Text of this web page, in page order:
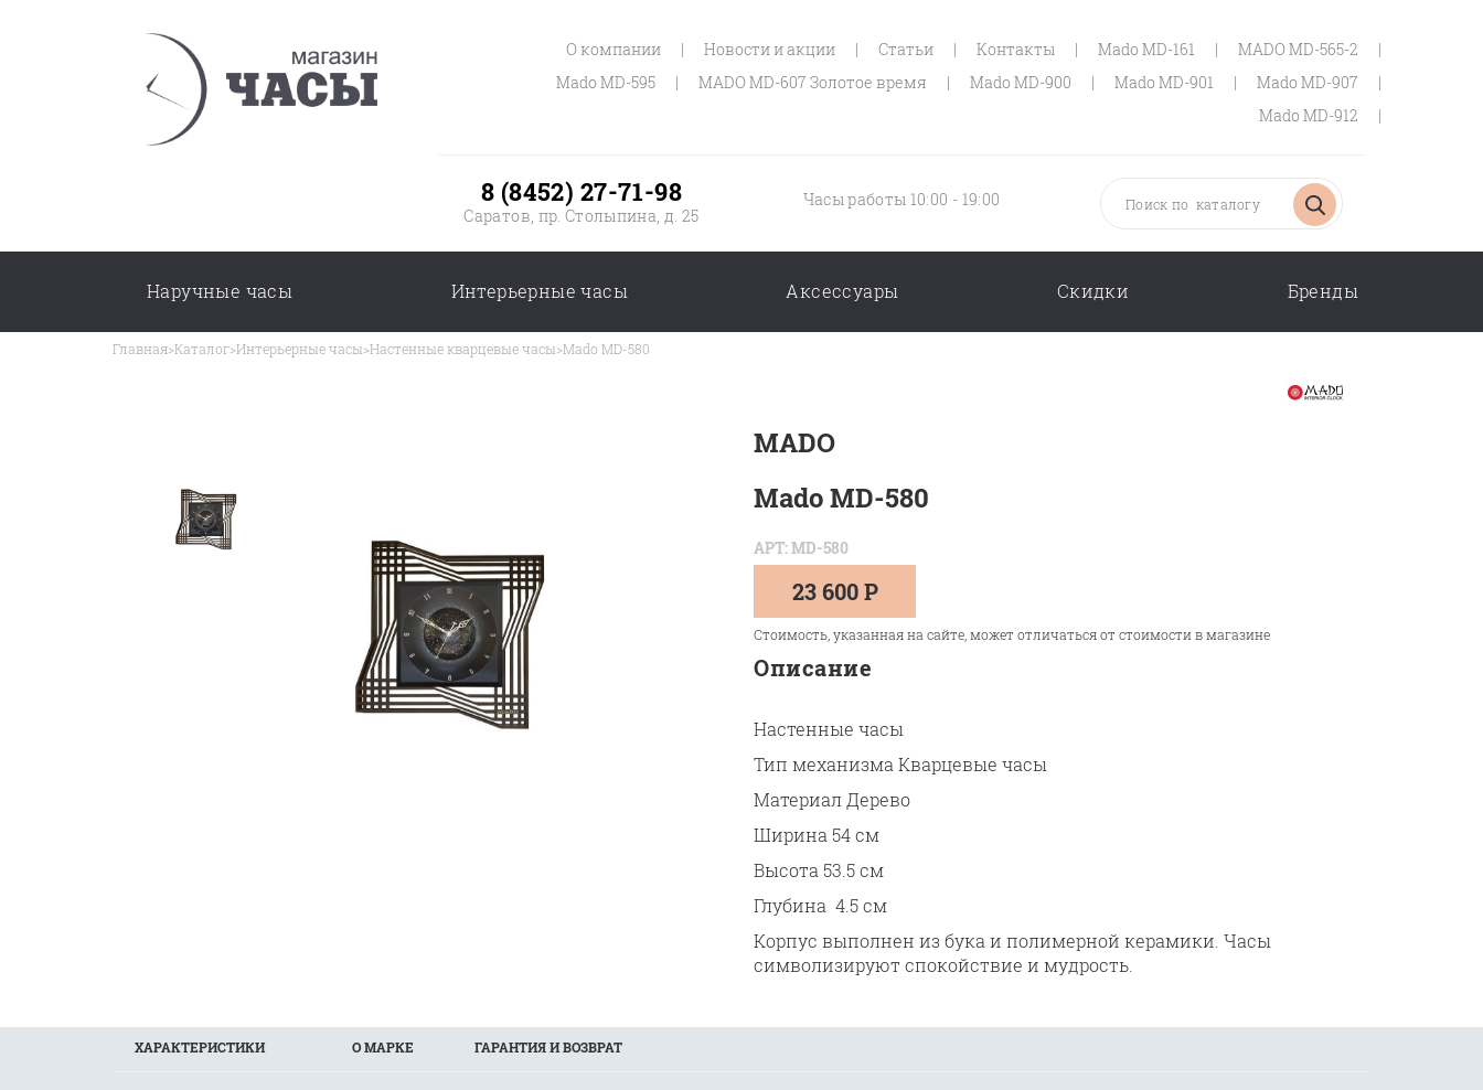
О компании | Новости и акции | Статьи | Контакты | Mado MD-161 | MADO MD-565-2
|
Mado MD-595
| MADO MD-607 Золотое время | Mado MD-900 | Mado MD-901 | Mado MD-907
|
Mado MD-912
|
8 (8452) 27-71-98
Саратов, пр. Столыпина, д. 25
Часы работы 10:00 - 19:00
Наручные часы Интерьерные часы Аксессуары Скидки Бренды
Главная>Каталог>Интерьерные часы>Настенные кварцевые часы>Mado MD-580
MADO
Mado MD-580
АРТ: MD-580
23 600 Р
Стоимость, указанная на сайте, может отличаться от стоимости в магазине
Описание
Настенные часы
Тип механизма Кварцевые часы
Материал Дерево
Ширина 54 см
Высота 53.5 см
Глубина 4.5 см
Корпус выполнен из бука и полимерной керамики. Часы
символизируют спокойствие и мудрость.
ХАРАКТЕРИСТИКИ О МАРКЕ ГАРАНТИЯ И ВОЗВРАТ